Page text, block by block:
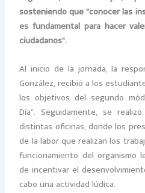
sosteniendo que “conocer las
es fundamental para hacer
ciudadanos”.
Al inicio de la jornada, la
González, recibió a los
los objetivos del segundo
Día”. Seguidamente, se
distintas oficinas, donde los
de la labor que realizan los
funcionamiento del organismo
de incentivar el
cabo una actividad lúdica.